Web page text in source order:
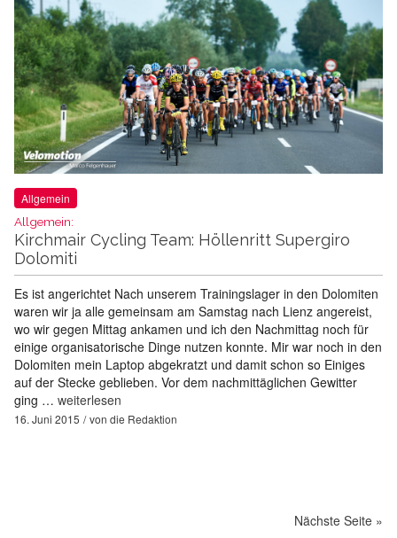
Allgemein
Allgemein:
Kirchmair Cycling Team: Höllenritt Supergiro
Dolomiti
Es ist angerichtet Nach unserem Trainingslager in den Dolomiten
waren wir ja alle gemeinsam am Samstag nach Lienz angereist,
wo wir gegen Mittag ankamen und ich den Nachmittag noch für
einige organisatorische Dinge nutzen konnte. Mir war noch in den
Dolomiten mein Laptop abgekratzt und damit schon so Einiges
auf der Stecke geblieben. Vor dem nachmittäglichen Gewitter
ging … weiterlesen
16. Juni 2015 von die Redaktion
Nächste Seite »